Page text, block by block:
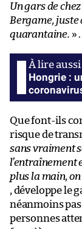
Un gars de
Bergame, juste
quarantaine. » .
Hongrie :
Que font-ils
risque de
sans vraiment
l’entraînement
plus la main,
, développe le
néanmoins
personnes